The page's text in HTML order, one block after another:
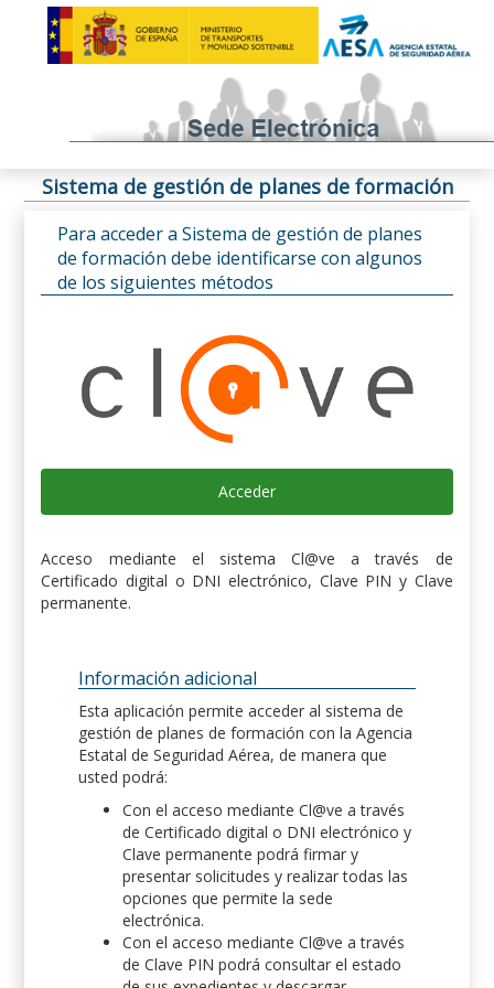
Sistema de gestión de planes de formación
Para acceder a Sistema de gestión de planes
de formación debe identificarse con algunos
de los siguientes métodos
Acceder
Acceso mediante el sistema Cl@ve a través de
Certificado digital o DNI electrónico, Clave PIN y Clave
permanente.
Información adicional
Esta aplicación permite acceder al sistema de
gestión de planes de formación con la Agencia
Estatal de Seguridad Aérea, de manera que
usted podrá:
Con el acceso mediante Cl@ve a través
de Certificado digital o DNI electrónico y
Clave permanente podrá firmar y
presentar solicitudes y realizar todas las
opciones que permite la sede
electrónica.
Con el acceso mediante Cl@ve a través
de Clave PIN podrá consultar el estado